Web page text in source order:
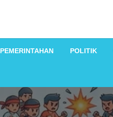
PEMERINTAHAN POLITIK